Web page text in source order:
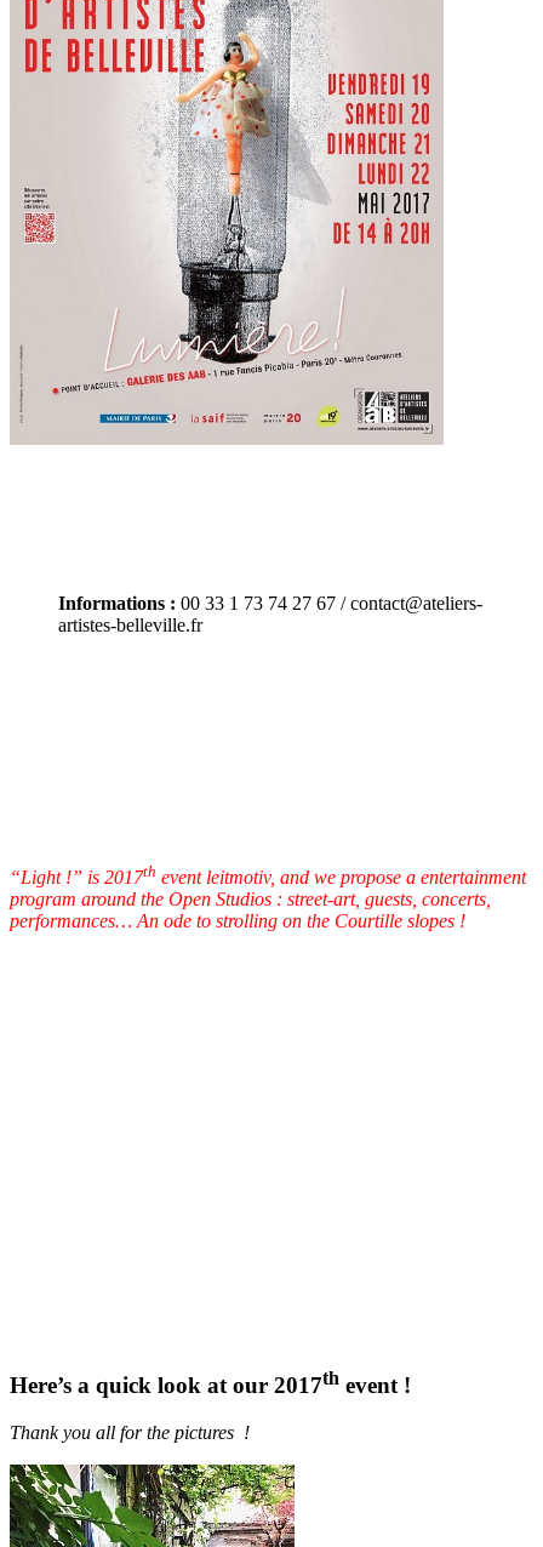
Informations : 00 33 1 73 74 27 67 / contact@ateliers-
artistes-belleville.fr
“Light !” is 2017th event leitmotiv, and we propose a entertainment
program around the Open Studios : street-art, guests, concerts,
performances… An ode to strolling on the Courtille slopes !
Here’s a quick look at our 2017th event !
Thank you all for the pictures !